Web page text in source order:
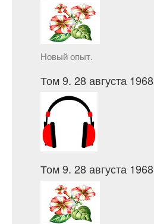
Новый опыт.
Том 9. 28 августа 1968
Том 9. 28 августа 1968